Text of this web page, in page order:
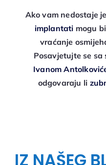
Ako vam nedostaje
implantati mogu
vraćanje
Posavjetujte se sa
Ivanom
odgovaraju li
IZ NAŠEG